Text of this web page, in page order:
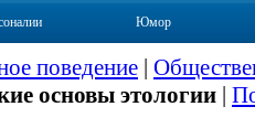
Юмор
поведение |
основы этологии |